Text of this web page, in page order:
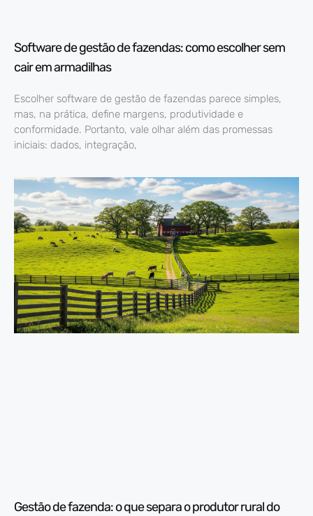
Software de gestão de fazendas: como escolher sem
cair em armadilhas
Escolher software de gestão de fazendas parece simples,
mas, na prática, define margens, produtividade e
conformidade. Portanto, vale olhar além das promessas
iniciais: dados, integração,
Gestão de fazenda: o que separa o produtor rural do